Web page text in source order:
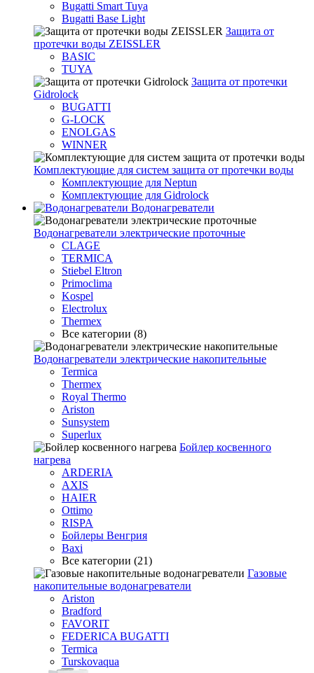
Bugatti Smart Tuya
Bugatti Base Light
Защита от
протечки воды ZEISSLER
BASIC
TUYA
Защита от протечки
Gidrolock
BUGATTI
G-LOCK
ENOLGAS
WINNER
Комплектующие для систем защита от протечки воды
Комплектующие для Neptun
Комплектующие для Gidrolock
Водонагреватели
Водонагреватeли электрические проточные
CLAGE
TERMICA
Stiebel Eltron
Primoclima
Kospel
Electrolux
Thermex
Все категории (8)
Водонагреватели электрические накопительные
Termica
Thermex
Royal Thermo
Ariston
Sunsystem
Superlux
Бойлер косвенного
нагрева
ARDERIA
AXIS
HAIER
Ottimo
RISPA
Бойлеры Венгрия
Baxi
Все категории (21)
Газовые
накопительные водонагреватели
Ariston
Bradford
FAVORIT
FEDERICA BUGATTI
Termica
Turskovaqua